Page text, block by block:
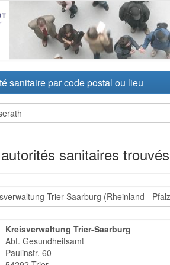
sanitaire par code postal ou lieu
sanitaires
Kreisverwaltung Trier-Saarburg
Abt. Gesundheitsamt
Paulinstr. 60